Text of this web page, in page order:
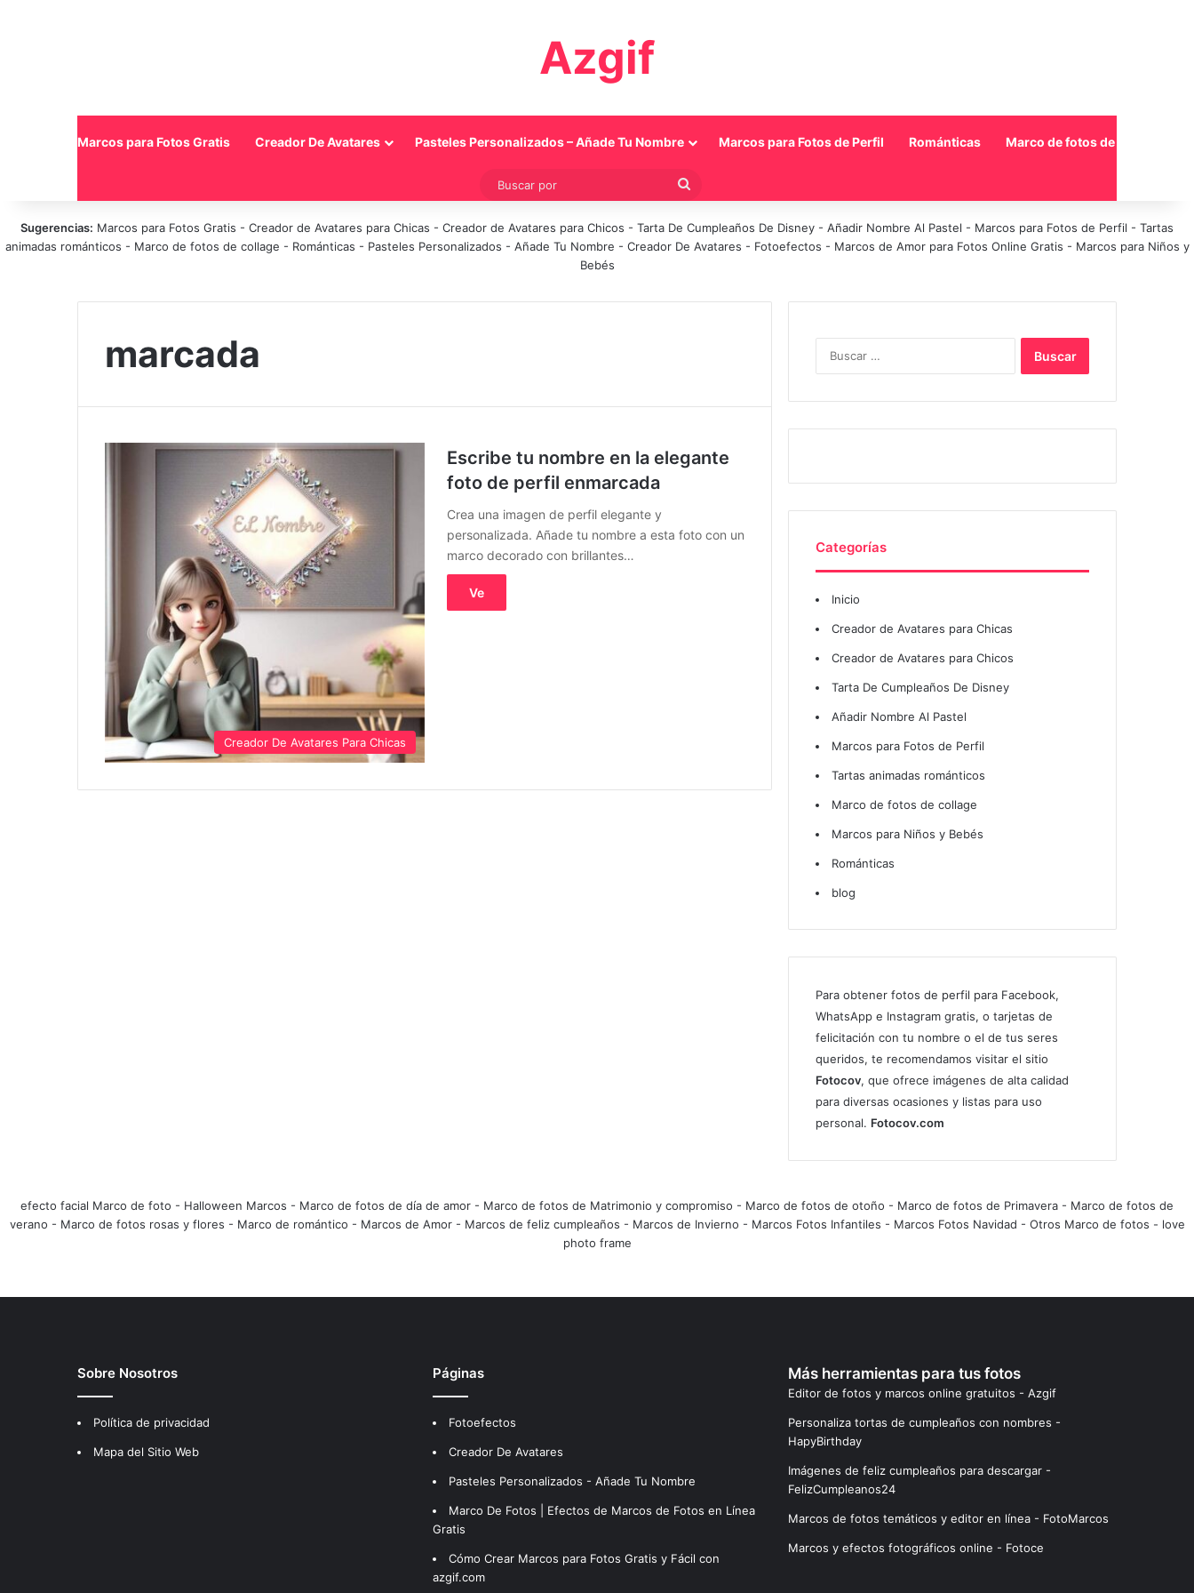
Azgif
Marcos para Fotos Gratis Creador De Avatares Pasteles Personalizados – Añade Tu Nombre Marcos para Fotos de Perfil Románticas Marco de fotos de collage
Buscar
Sugerencias: Marcos para Fotos Gratis - Creador de Avatares para Chicas - Creador de Avatares para Chicos - Tarta De Cumpleaños De Disney - Añadir Nombre Al Pastel - Marcos para Fotos de Perfil - Tartas
animadas románticos - Marco de fotos de collage - Románticas - Pasteles Personalizados - Añade Tu Nombre - Creador De Avatares - Fotoefectos - Marcos de Amor para Fotos Online Gratis - Marcos para Niños y
Bebés
marcada
Creador De Avatares Para Chicas
Escribe tu nombre en la elegante
foto de perfil enmarcada
Crea una imagen de perfil elegante y
personalizada. Añade tu nombre a esta foto con un
marco decorado con brillantes…
Ve
Categorías
Inicio
Creador de Avatares para Chicas
Creador de Avatares para Chicos
Tarta De Cumpleaños De Disney
Añadir Nombre Al Pastel
Marcos para Fotos de Perfil
Tartas animadas románticos
Marco de fotos de collage
Marcos para Niños y Bebés
Románticas
blog
Para obtener fotos de perfil para Facebook,
WhatsApp e Instagram gratis, o tarjetas de
felicitación con tu nombre o el de tus seres
queridos, te recomendamos visitar el sitio
Fotocov, que ofrece imágenes de alta calidad
para diversas ocasiones y listas para uso
personal. Fotocov.com
efecto facial Marco de foto - Halloween Marcos - Marco de fotos de día de amor - Marco de fotos de Matrimonio y compromiso - Marco de fotos de otoño - Marco de fotos de Primavera - Marco de fotos de
verano - Marco de fotos rosas y flores - Marco de romántico - Marcos de Amor- Marcos de feliz cumpleaños - Marcos de Invierno - Marcos Fotos Infantiles - Marcos Fotos Navidad - Otros Marco de fotos - love
photo frame
Sobre Nosotros
Política de privacidad
Mapa del Sitio Web
Páginas
Fotoefectos
Creador De Avatares
Pasteles Personalizados - Añade Tu Nombre
Marco De Fotos | Efectos de Marcos de Fotos en Línea
Gratis
Cómo Crear Marcos para Fotos Gratis y Fácil con
azgif.com
Más herramientas para tus fotos
Editor de fotos y marcos online gratuitos - Azgif
Personaliza tortas de cumpleaños con nombres -
HapyBirthday
Imágenes de feliz cumpleaños para descargar -
FelizCumpleanos24
Marcos de fotos temáticos y editor en línea - FotoMarcos
Marcos y efectos fotográficos online - Fotoce